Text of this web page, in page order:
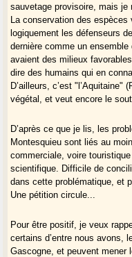
sauvetage provisoire, mais je
La conservation des
logiquement les défenseurs
dernière comme un
avaient des milieux
dire des humains qui en
D’ailleurs, c’est
végétal, et veut encore le
D’après ce que je lis, les
Montesquieu sont liés au
commerciale, voire
scientifique. Difficile de
dans cette problématique, et
Une pétition circule...
Pour être positif, je veux
certains d’entre nous avons,
Gascogne, et peuvent mener